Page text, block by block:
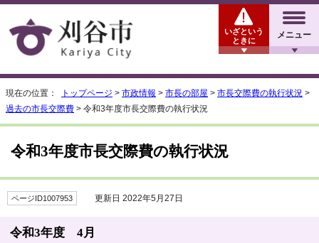
メニュー
いざという
ときに
現在の位置： トップページ > 市政情報 > 市長の部屋 > 市長交際費の執行状況 >
過去の市長交際費 > 令和3年度市長交際費の執行状況
令和3年度市長交際費の執行状況
ページID1007953 更新日 2022年5月27日
令和3年度 4月